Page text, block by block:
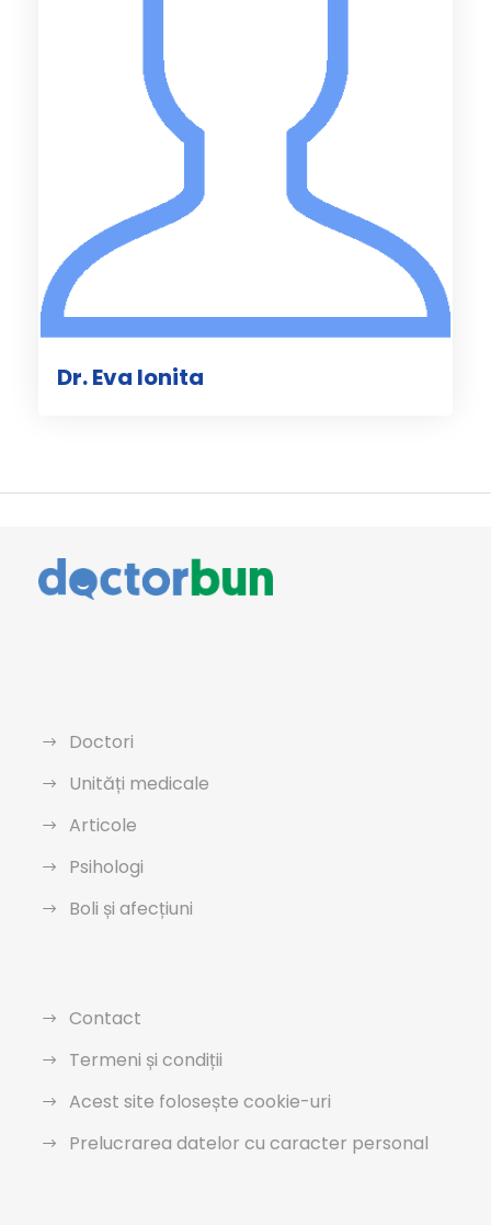
Dr. Eva Ionita
Doctori
Unități medicale
Articole
Psihologi
Boli și afecțiuni
Contact
Termeni și condiții
Acest site folosește cookie-uri
Prelucrarea datelor cu caracter personal